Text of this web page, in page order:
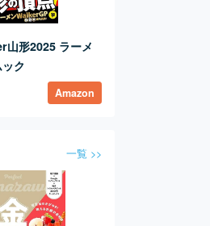
山形2025 ラーメ
ク
Amazon
一覧 >>